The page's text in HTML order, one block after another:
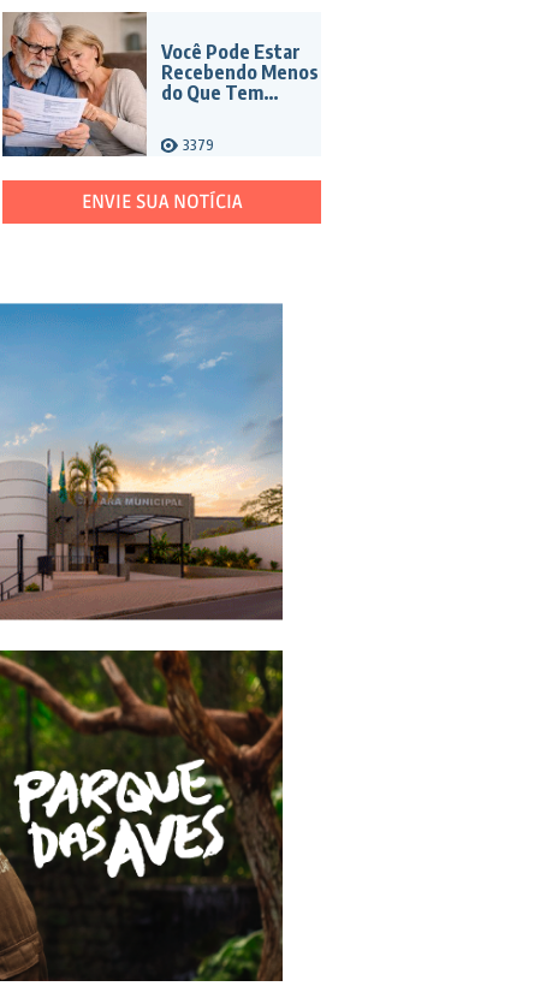
Você Pode Estar
Recebendo Menos
do Que Tem
Aposentadoria
3379
ENVIE SUA NOTÍCIA